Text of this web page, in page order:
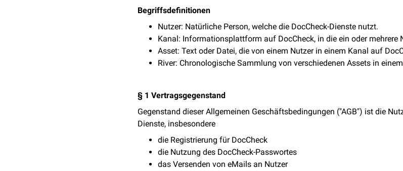
Begriffsdefinitionen
Nutzer: Natürliche Person, welche die DocCheck-Dienste nutzt.
Kanal: Informationsplattform auf DocCheck, in die ein oder mehrere
Asset: Text oder Datei, die von einem Nutzer in einem Kanal auf
River: Chronologische Sammlung von verschiedenen Assets in
§ 1 Vertragsgegenstand
Gegenstand dieser Allgemeinen Geschäftsbedingungen ("AGB") ist die
Dienste, insbesondere
die Registrierung für DocCheck
die Nutzung des DocCheck-Passwortes
das Versenden von eMails an Nutzer